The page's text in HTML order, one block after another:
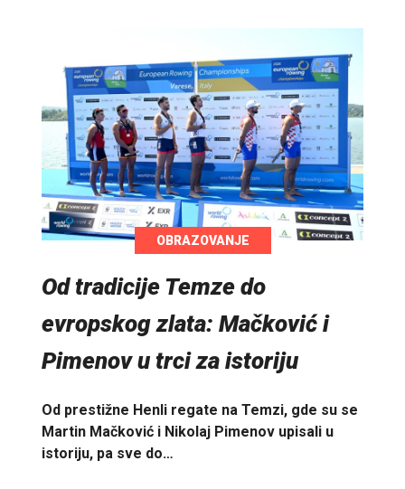
OBRAZOVANJE
Od tradicije Temze do
evropskog zlata: Mačković i
Pimenov u trci za istoriju
Od prestižne Henli regate na Temzi, gde su se
Martin Mačković i Nikolaj Pimenov upisali u
istoriju, pa sve do…